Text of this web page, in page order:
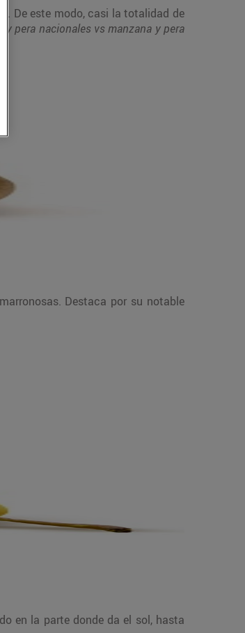
De este modo, casi la totalidad de
y pera nacionales vs manzana y pera
Destaca por su notable
en la parte donde da el sol, hasta